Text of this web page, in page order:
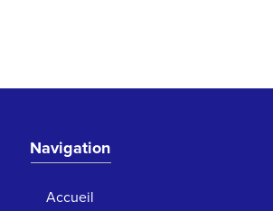
Navigation
Accueil